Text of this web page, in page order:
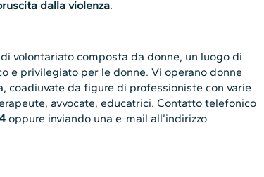
dalla violenza.
di volontariato composta da donne, un luogo di
e privilegiato per le donne. Vi operano donne
coadiuvate da figure di professioniste con varie
avvocate, educatrici. Contatto telefonico
oppure inviando una e-mail all’indirizzo